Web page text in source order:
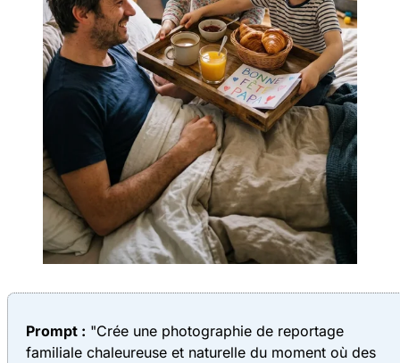
Prompt : "Crée une photographie de reportage
familiale chaleureuse et naturelle du moment où des